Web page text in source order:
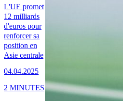
L'UE promet
12 milliards
d'euros pour
renforcer sa
position en
Asie centrale
04.04.2025
2 MINUTES